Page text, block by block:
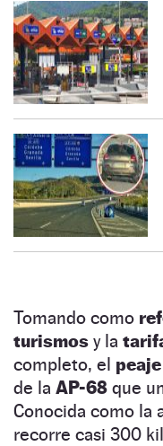
Tomando como
turismos y la
completo, el
de la AP-68 que
Conocida como la
recorre casi 300